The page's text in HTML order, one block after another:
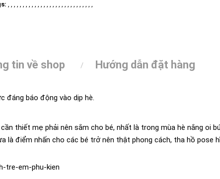
, , , , , , , , , , , , , , , , , , , , , , , , , , , , ,
tin về shop Hướng dẫn đặt hàng
đáng báo động vào dịp hè.
thiết mẹ phải nên sắm cho bé, nhất là trong mùa hè nắng oi
là điểm nhấn cho các bé trở nên thật phong cách, tha hồ pose
tre-em-phu-kien